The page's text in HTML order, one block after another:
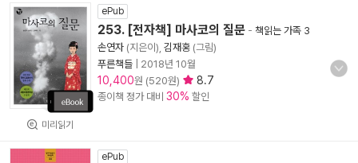
미리읽기
ePub
253. [전자책] 마사코의 질문 - 책읽는 가족 3
손연자 (지은이), 김재홍 (그림)
푸른책들
2018년 10월
10,400원 (520원) 8.7
종이책 정가 대비 30% 할인
ePub